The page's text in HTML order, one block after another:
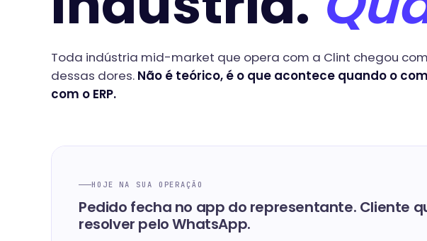
Toda indústria mid-market que opera com a Clint chegou
dessas dores. Não é teórico, é o que acontece quando o
com o ERP.
HOJE NA SUA OPERAÇÃO
Pedido fecha no app do representante. Cliente
resolver pelo WhatsApp.